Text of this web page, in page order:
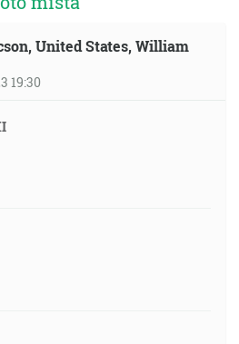
United States, William
19:30